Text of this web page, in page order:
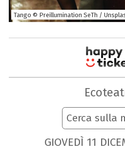
Tango © Preillumination SeTh /
Cerca sulla
GIOVEDÌ 11